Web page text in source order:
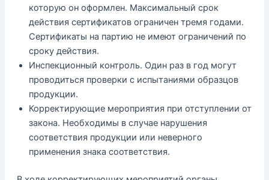
которую он оформлен. Максимальный срок
действия сертификатов ограничен тремя годами.
Сертификаты на партию не имеют ограничений по
сроку действия.
Инспекционный контроль. Один раз в год могут
проводиться проверки с испытаниями образцов
продукции.
Корректирующие мероприятия при отступлении от
закона. Необходимы в случае нарушения
соответствия продукции или неверного
применения знака соответствия.